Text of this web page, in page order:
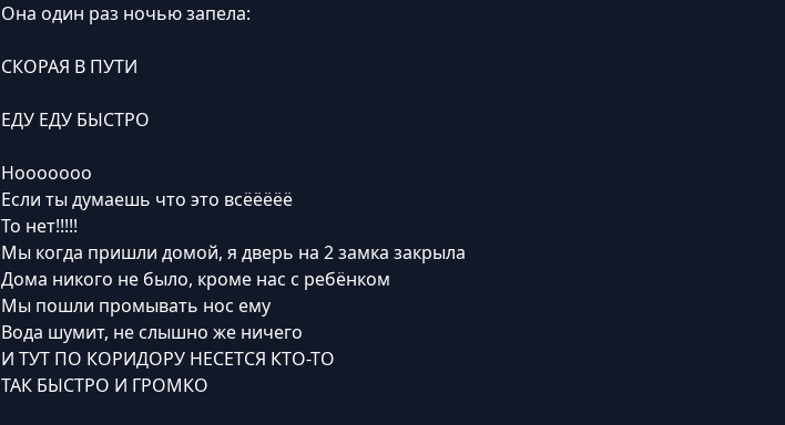
Она один раз ночью запела:
СКОРАЯ В ПУТИ
ЕДУ ЕДУ БЫСТРО
Нооооооо
Если ты думаешь что это всёёёёё
То нет!!!!!
Мы когда пришли домой, я дверь на 2 замка закрыла
Дома никого не было, кроме нас с ребёнком
Мы пошли промывать нос ему
Вода шумит, не слышно же ничего
И ТУТ ПО КОРИДОРУ НЕСЕТСЯ КТО-ТО
ТАК БЫСТРО И ГРОМКО